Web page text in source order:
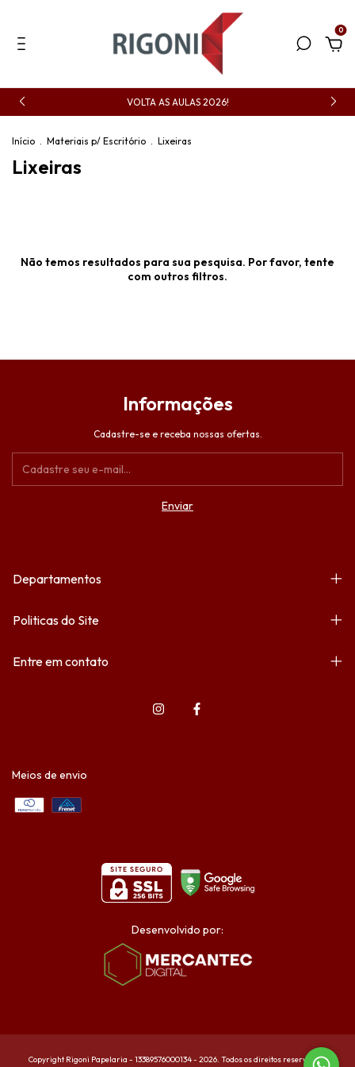
0
VOLTA AS AULAS 2026!
Início . Materiais p/ Escritório . Lixeiras
Lixeiras
Não temos resultados para sua pesquisa. Por favor, tente
com outros filtros.
Informações
Cadastre-se e receba nossas ofertas.
Departamentos
Politicas do Site
Entre em contato
Meios de envio
Desenvolvido por:
Copyright Rigoni Papelaria - 13389576000134 - 2026. Todos os direitos reservados.